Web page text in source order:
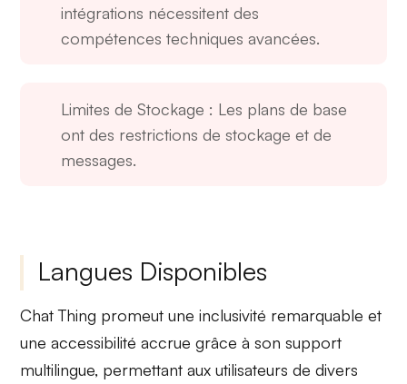
intégrations nécessitent des
compétences techniques avancées.
Limites de Stockage : Les plans de base
ont des restrictions de stockage et de
messages.
Langues Disponibles
Chat Thing promeut uneinclusivité remarquable et
uneaccessibilité accrue grâce à son support
multilingue, permettant aux utilisateurs de divers